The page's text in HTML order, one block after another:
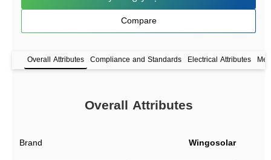
Compare
Overall Attributes Compliance and Standards Electrical Attributes
Overall Attributes
Brand Wingosolar